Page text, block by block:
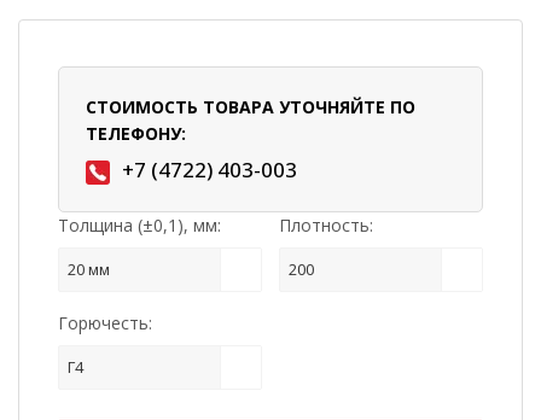
СТОИМОСТЬ ТОВАРА УТОЧНЯЙТЕ ПО
ТЕЛЕФОНУ:
+7 (4722) 403-003
Толщина (±0,1), мм:
20 мм
Плотность:
200
Горючесть:
Г4